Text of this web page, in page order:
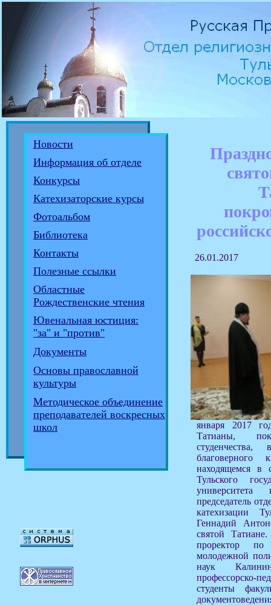
Новости
Информация об отделе
Конкурсы
Катехизаторские курсы
Фотоальбом
Библиотека
Контакты
Полезные ссылки
Областные
Рождественские чтения
Ювенальная юстиция:
"за" и "против"
Документы
Основы православной
культуры
Методическое объединение
преподавателей воскресных
школ
26.01.2017
января 2017
Татианы,
благоверного
находящемся в
Тульского
председатель
катехизации
Геннадий
святой
проректор по
молодежной
наук
профессорско-
студенты